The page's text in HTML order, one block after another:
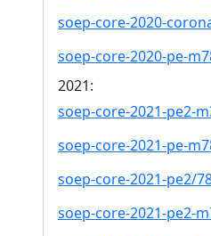
soep-core-2020-
soep-core-2020-pe-
2021:
soep-core-2021-pe2-
soep-core-2021-pe-
soep-core-2021-pe2/
soep-core-2021-pe2-